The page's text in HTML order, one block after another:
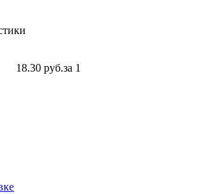
18.30 руб.за 1